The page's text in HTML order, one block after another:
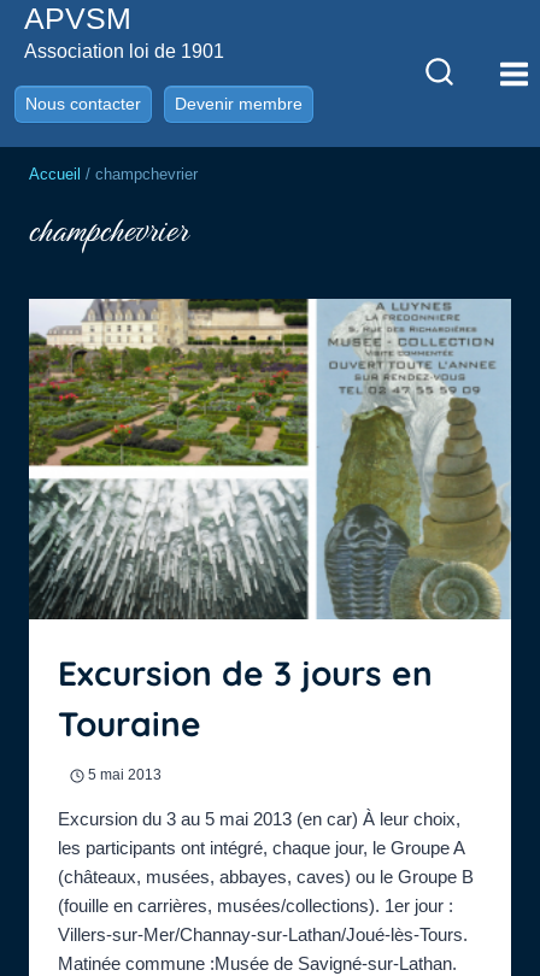
AllerAPVSM
Association loi de 1901
Nous contacter Devenir membre
Accueil / champchevrier
champchevrier
Excursion de 3 jours en
Touraine
5 mai 2013
Excursion du 3 au 5 mai 2013 (en car) À leur choix,
les participants ont intégré, chaque jour, le Groupe A
(châteaux, musées, abbayes, caves) ou le Groupe B
(fouille en carrières, musées/collections). 1er jour :
Villers-sur-Mer/Channay-sur-Lathan/Joué-lès-Tours.
Matinée commune :Musée de Savigné-sur-Lathan.